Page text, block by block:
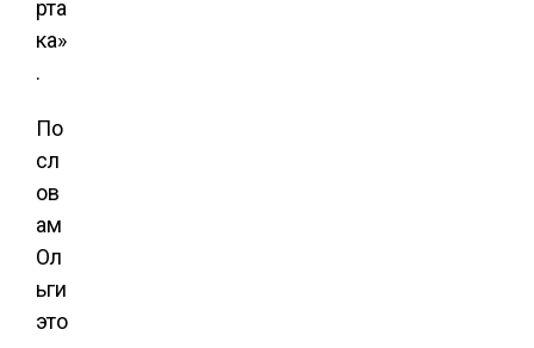
рта
ка»
.
По
сл
ов
ам
Ол
ьги
это